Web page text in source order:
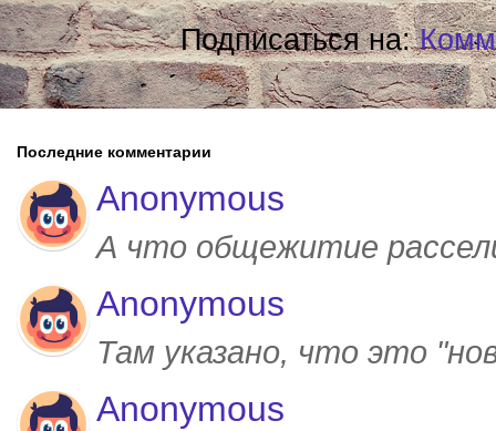
Подписаться на:
Последние комментарии
Anonymous
А что общежитие
Anonymous
Там указано, что это
Anonymous